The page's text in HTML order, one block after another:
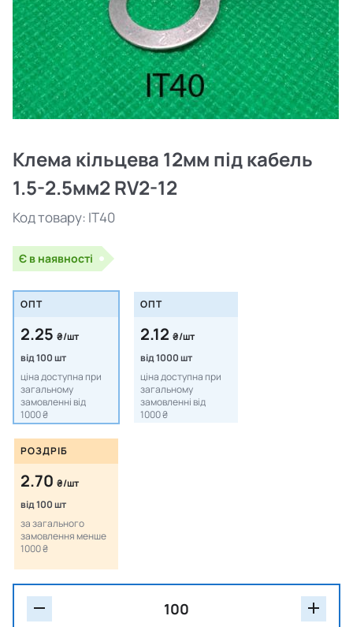
Клема кільцева 12мм під кабель
1.5-2.5мм2 RV2-12
Код товару: IT40
Є в наявності
ОПТ
2.25 ₴/шт
від 100 шт
ціна доступна при
загальному
замовленні від
1000 ₴
ОПТ
2.12 ₴/шт
від 1000 шт
ціна доступна при
загальному
замовленні від
1000 ₴
РОЗДРІБ
2.70 ₴/шт
від 100 шт
за загального
замовлення менше
1000 ₴